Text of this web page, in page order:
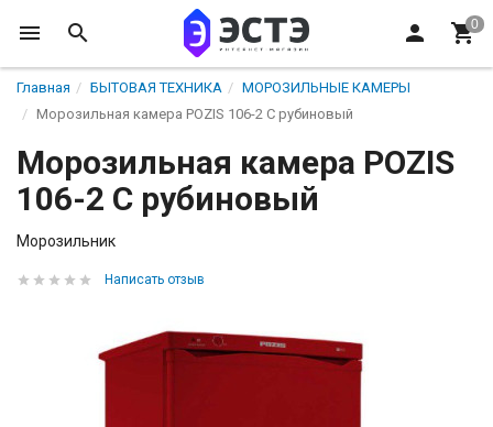
Главная БЫТОВАЯ ТЕХНИКА
МОРОЗИЛЬНЫЕ КАМЕРЫ
Морозильная камера POZIS 106-2 C рубиновый
Морозильная камера POZIS
106-2 C рубиновый
Морозильник
Написать отзыв